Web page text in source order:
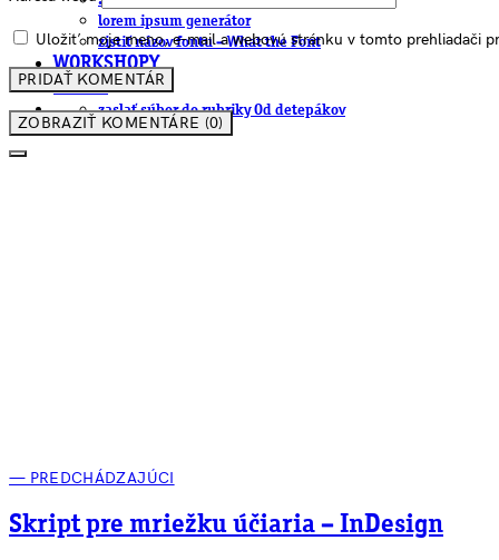
lorem ipsum generátor
zistiť názov fontu – What the Font
WORKSHOPY
BAZÁR
zaslať súbor do rubriky Od detepákov
Uložiť moje meno, e-mail a webovú stránku v tomto prehliadači
ZOBRAZIŤ KOMENTÁRE (0)
— PREDCHÁDZAJÚCI
Skript pre mriežku účiaria – InDesign